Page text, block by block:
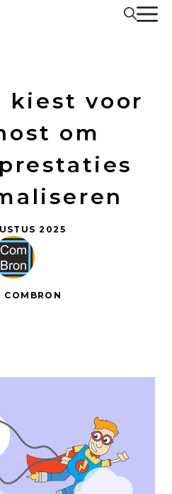
kiest voor
om
2025
COMBRON